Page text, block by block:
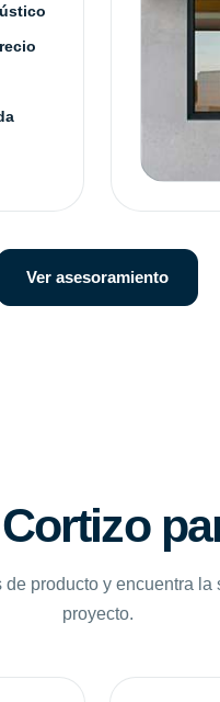
Ver asesoramiento
producto y encuentra
proyecto.